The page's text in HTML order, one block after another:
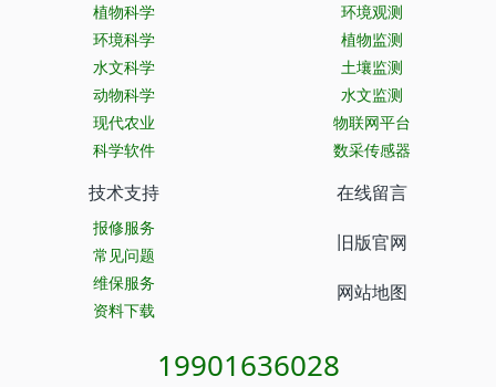
植物科学
环境科学
水文科学
动物科学
现代农业
科学软件
环境观测
植物监测
土壤监测
水文监测
物联网平台
数采传感器
技术支持
报修服务
常见问题
维保服务
资料下载
在线留言
旧版官网
网站地图
19901636028